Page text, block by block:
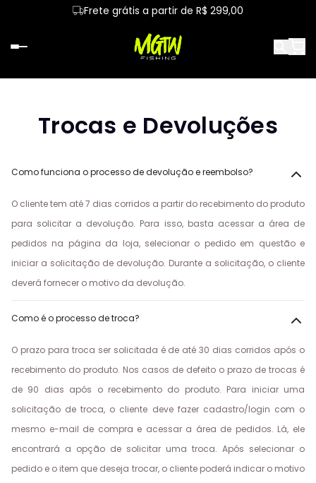
Frete grátis a partir de R$ 299,00
Trocas e Devoluções
Como funciona o processo de devolução e reembolso?
O cliente tem até 7 dias corridos a partir do recebimento do produto
para solicitar a devolução. Para isso, basta acessar a área de
pedidos na página da loja, selecionar o pedido em questão e
iniciar a solicitação de devolução. Durante a solicitação, o cliente
deverá fornecer o motivo da devolução.
Como é o processo de troca?
O prazo para troca ser solicitada é de até 30 dias corridos após o
recebimento do produto. Nos casos de defeito o prazo de trocas é
de 90 dias após o recebimento do produto. Para iniciar uma
solicitação de troca, o cliente deve fazer cadastro/login com o
mesmo e-mail de compra e acessar a área de pedidos. Lá, ele
encontrará a opção de solicitar uma troca. Após selecionar o
pedido e o item que deseja trocar, o cliente poderá indicar o motivo